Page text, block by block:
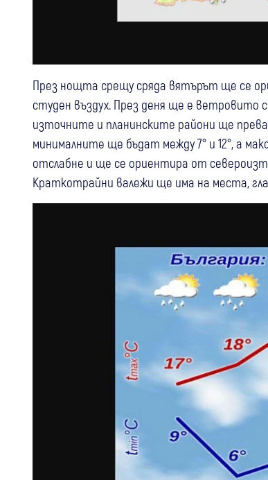
През нощта срещу сряда вятърът ще се
студен въздух. През деня ще е ветровито
източните и планинските райони ще
минималните ще бъдат между 7° и 12°, а
отслабне и ще се ориентира от
Краткотрайни валежи ще има на места,